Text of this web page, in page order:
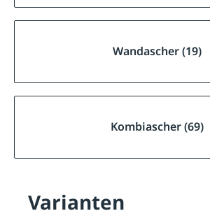
Wandascher (19)
Kombiascher (69)
Varianten